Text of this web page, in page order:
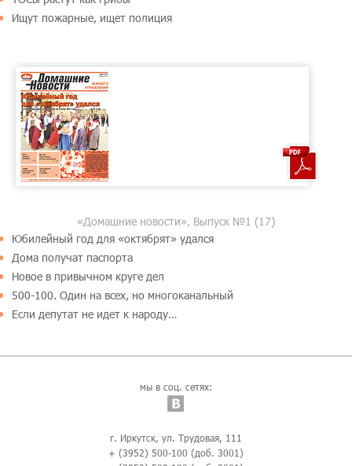
Ищут пожарные, ищет полиция
«Домашние новости», Выпуск №1 (17)
Юбилейный год для «октябрят» удался
Дома получат паспорта
Новое в привычном круге дел
500-100. Один на всех, но многоканальный
Если депутат не идет к народу…
мы в соц. сетях:
г. Иркутск, ул. Трудовая, 111
+ (3952) 500-100 (доб. 3001)